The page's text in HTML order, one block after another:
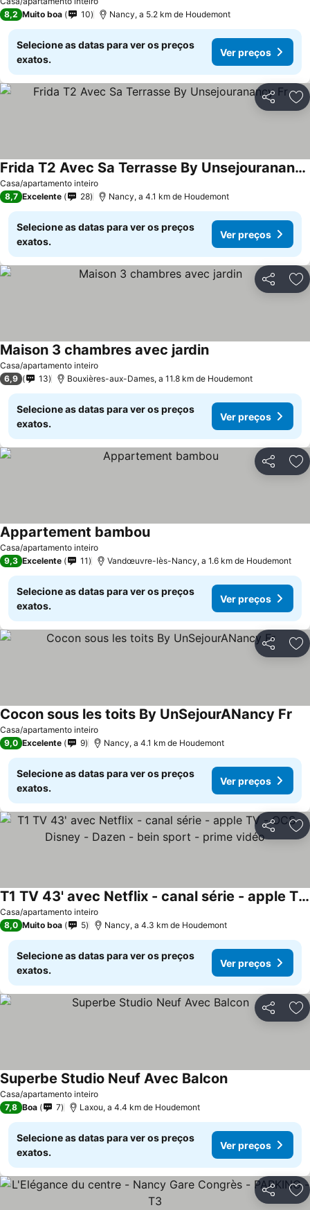
8,2 Muito boa 10 Nancy, a 5.2 km de Houdemont
Selecione as datas para ver os preços
exatos.
Ver preços
Partilhar
Casa/apartamento inteiro
Frida T2 Avec Sa Terrasse By Unsejouranancy Fr
8,7 Excelente 28 Nancy, a 4.1 km de Houdemont
Selecione as datas para ver os preços
exatos.
Ver preços
Partilhar
Casa/apartamento inteiro
Maison 3 chambres avec jardin
6,9 13 Bouxières-aux-Dames, a 11.8 km de Houdemont
Selecione as datas para ver os preços
exatos.
Ver preços
Partilhar
Casa/apartamento inteiro
Appartement bambou
9,3 Excelente 11 Vandœuvre-lès-Nancy, a 1.6 km de Houdemont
Selecione as datas para ver os preços
exatos.
Ver preços
Partilhar
Casa/apartamento inteiro
Cocon sous les toits By UnSejourANancy Fr
9,0 Excelente 9 Nancy, a 4.1 km de Houdemont
Selecione as datas para ver os preços
exatos.
Ver preços
Partilhar
Casa/apartamento inteiro
T1 TV 43' avec Netflix - canal série - apple TV - OCS - Disney - Dazen - bein sport - prime vidéo
8,0 Muito boa 5 Nancy, a 4.3 km de Houdemont
Selecione as datas para ver os preços
exatos.
Ver preços
Partilhar
Casa/apartamento inteiro
Superbe Studio Neuf Avec Balcon
7,8 Boa 7 Laxou, a 4.4 km de Houdemont
Selecione as datas para ver os preços
exatos.
Ver preços
Partilhar